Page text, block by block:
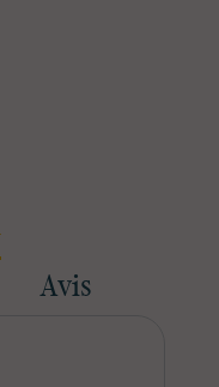
Avis